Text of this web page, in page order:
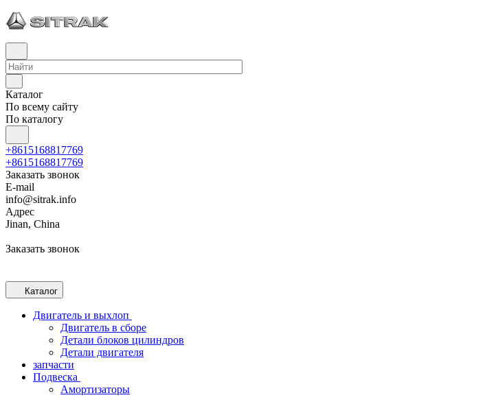
Каталог
По всему сайту
По каталогу
+8615168817769
+8615168817769
Заказать звонок
E-mail
info@sitrak.info
Адрес
Jinan, China
Заказать звонок
Каталог
Двигатель и выхлоп
Двигатель в сборе
Детали блоков цилиндров
Детали двигателя
запчасти
Подвеска
Амортизаторы